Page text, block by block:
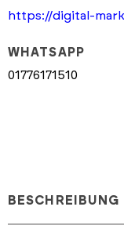
https://digital-
WHATSAPP
01776171510
BESCHREIBUNG